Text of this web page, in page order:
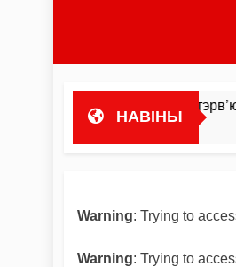
НАВІНЫ
гандляваць»У інтэрв’ю
Warning: Trying to
Warning: Trying to